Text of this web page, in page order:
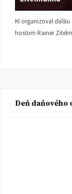
KI organizoval ďalšiu
hosťom Rainer
Deň